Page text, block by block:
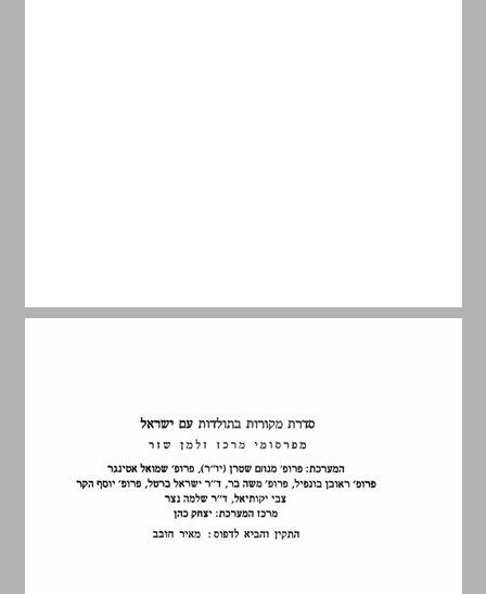
תוכן ... 5